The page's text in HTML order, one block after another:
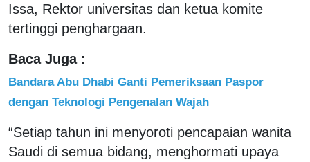
Issa, Rektor universitas dan ketua komite
tertinggi penghargaan.
Baca Juga :
Bandara Abu Dhabi Ganti Pemeriksaan Paspor
dengan Teknologi Pengenalan Wajah
“Setiap tahun ini menyoroti pencapaian wanita
Saudi di semua bidang, menghormati upaya